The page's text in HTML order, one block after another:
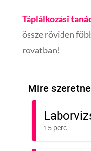
Táplálkozási
össze röviden
rovatban!